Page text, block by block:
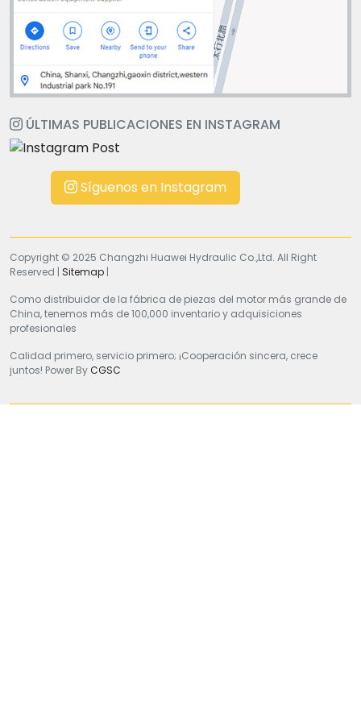
ÚLTIMAS PUBLICACIONES EN INSTAGRAM
Síguenos en Instagram
Copyright © 2025 Changzhi Huawei Hydraulic Co.,Ltd. All Right
Reserved | Sitemap |
Como distribuidor de la fábrica de piezas del motor más grande de
China, tenemos más de 100,000 inventario y adquisiciones
profesionales
Calidad primero, servicio primero; ¡Cooperación sincera, crece
juntos! Power ByCGSC